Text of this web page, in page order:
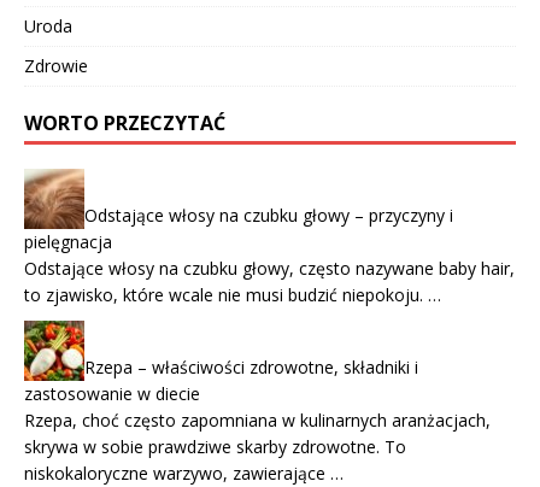
Uroda
Zdrowie
WORTO PRZECZYTAĆ
Odstające włosy na czubku głowy – przyczyny i
pielęgnacja
Odstające włosy na czubku głowy, często nazywane baby hair,
to zjawisko, które wcale nie musi budzić niepokoju. …
Rzepa – właściwości zdrowotne, składniki i
zastosowanie w diecie
Rzepa, choć często zapomniana w kulinarnych aranżacjach,
skrywa w sobie prawdziwe skarby zdrowotne. To
niskokaloryczne warzywo, zawierające …